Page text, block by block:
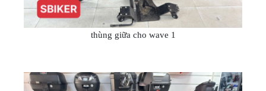
thùng giữa cho wave 1